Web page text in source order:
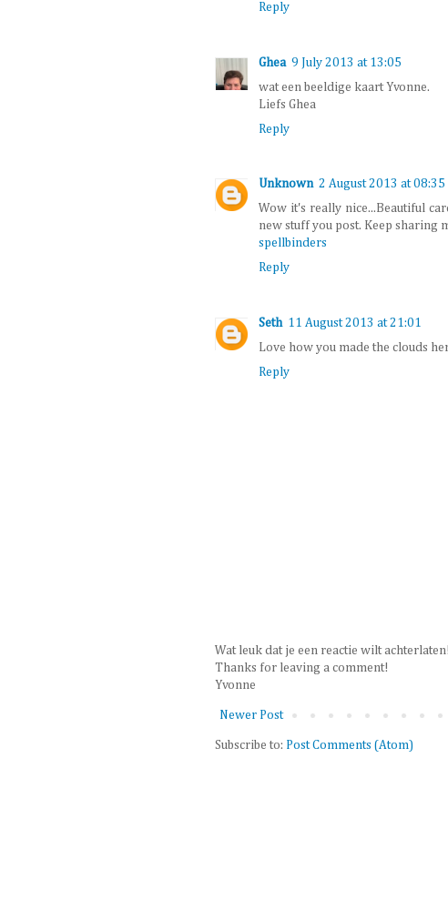
Reply
Ghea 9 July 2013 at 13:05
wat een beeldige kaart Yvonne.
Liefs Ghea
Reply
Unknown 2 August 2013 at 08:35
Wow it's really nice...Beautiful
new stuff you post. Keep sharing
spellbinders
Reply
Seth 11 August 2013 at 21:01
Love how you made the clouds
Reply
Wat leuk dat je een reactie wilt achterlaten!
Thanks for leaving a comment!
Yvonne
Newer Post
Subscribe to: Post Comments (Atom)